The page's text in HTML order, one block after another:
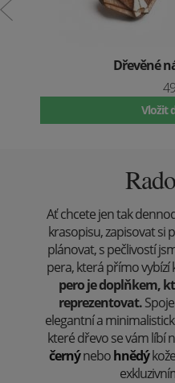
Dřevěné
Vložit
Ať chcete jen tak
krasopisu, zapisovat si
plánovat, s pečlivostí
pera, která přímo
pero je doplňkem,
reprezentovat.
elegantní a
které dřevo se vám líbí
černýnebohnědý